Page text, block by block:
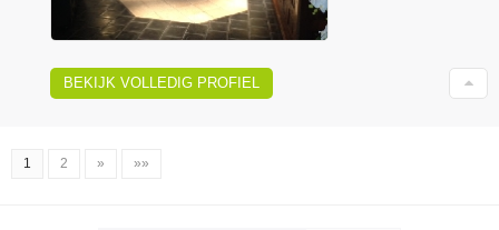
BEKIJK VOLLEDIG PROFIEL
1 2 » »»